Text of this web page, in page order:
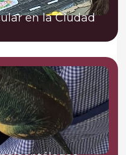
en la Ciudad